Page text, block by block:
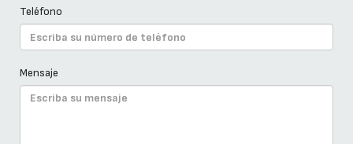
Teléfono
Mensaje